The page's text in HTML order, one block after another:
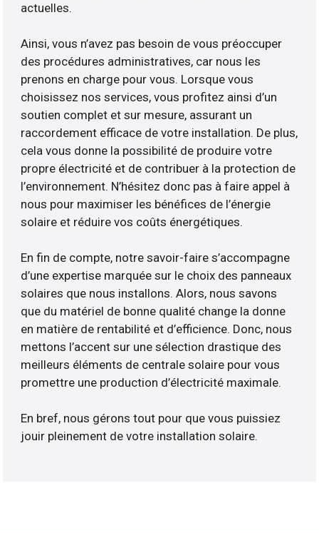
actuelles.
Ainsi, vous n’avez pas besoin de vous préoccuper
des procédures administratives, car nous les
prenons en charge pour vous. Lorsque vous
choisissez nos services, vous profitez ainsi d’un
soutien complet et sur mesure, assurant un
raccordement efficace de votre installation. De plus,
cela vous donne la possibilité de produire votre
propre électricité et de contribuer à la protection de
l’environnement. N’hésitez donc pas à faire appel à
nous pour maximiser les bénéfices de l’énergie
solaire et réduire vos coûts énergétiques.
En fin de compte, notre savoir-faire s’accompagne
d’une expertise marquée sur le choix des panneaux
solaires que nous installons. Alors, nous savons
que du matériel de bonne qualité change la donne
en matière de rentabilité et d’efficience. Donc, nous
mettons l’accent sur une sélection drastique des
meilleurs éléments de centrale solaire pour vous
promettre une production d’électricité maximale.
En bref, nous gérons tout pour que vous puissiez
jouir pleinement de votre installation solaire.